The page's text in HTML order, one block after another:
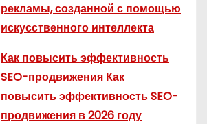
рекламы, созданной с помощью
искусственного интеллекта
Как повысить эффективность
SEO-продвижения Как
повысить эффективность SEO-
продвижения в 2026 году